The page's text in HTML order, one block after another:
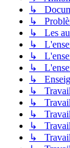
↳
↳
↳ Les
↳
↳
↳
↳
↳
↳
↳
↳
↳